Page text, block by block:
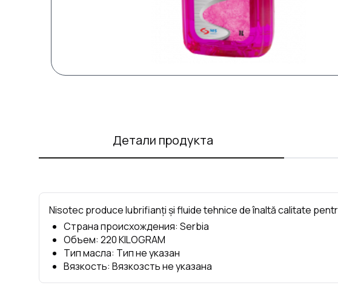
Детали продукта
Nisotec produce lubrifianți și fluide tehnice de înaltă calitate
Страна происхождения: Serbia
Объем: 220KILOGRAM
Тип масла: Тип не указан
Вязкость: Вязкозсть не указана